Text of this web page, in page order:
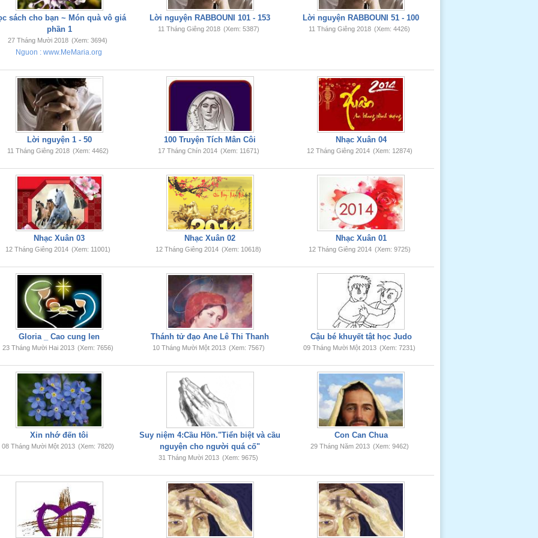
sách cho bạn ~ Món quà vô giá
phần 1
27 Tháng Mười 2018 (Xem: 3694)
Nguon : www.MeMaria.org
Lời nguyện RABBOUNI 101 - 153
11 Tháng Giêng 2018 (Xem: 5387)
Lời nguyện RABBOUNI 51 - 100
11 Tháng Giêng 2018 (Xem: 4426)
Lời nguyện 1 - 50
11 Tháng Giêng 2018 (Xem: 4462)
100 Truyện Tích Mân Côi
17 Tháng Chín 2014 (Xem: 11671)
Nhạc Xuân 04
12 Tháng Giêng 2014 (Xem: 12874)
Nhạc Xuân 03
12 Tháng Giêng 2014 (Xem: 11001)
Nhạc Xuân 02
12 Tháng Giêng 2014 (Xem: 10618)
Nhạc Xuân 01
12 Tháng Giêng 2014 (Xem: 9725)
Gloria _ Cao cung len
23 Tháng Mười Hai 2013 (Xem: 7656)
Thánh tử đạo Ane Lê Thi Thanh
10 Tháng Mười Một 2013 (Xem: 7567)
Cậu bé khuyết tật học Judo
09 Tháng Mười Một 2013 (Xem: 7231)
Xin nhớ đến tôi
08 Tháng Mười Một 2013 (Xem: 7820)
Suy niệm 4:Cầu Hồn."Tiển biệt và cầu
nguyện cho người quá cố"
31 Tháng Mười 2013 (Xem: 9675)
Con Can Chua
29 Tháng Năm 2013 (Xem: 9462)